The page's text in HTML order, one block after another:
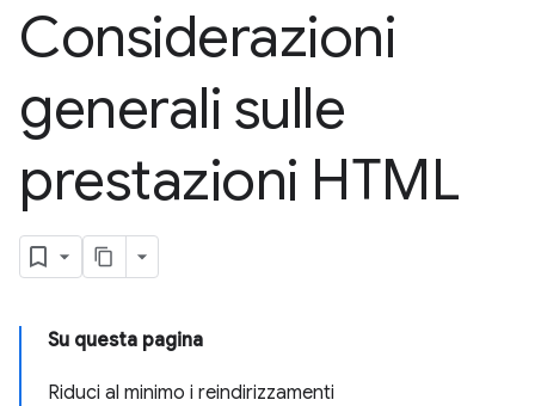
Considerazioni
generali sulle
prestazioni HTML
Su questa pagina
Riduci al minimo i reindirizzamenti